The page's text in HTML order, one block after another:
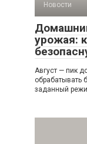
Новости
урожая:
Август — пик
обрабатывать
заданный